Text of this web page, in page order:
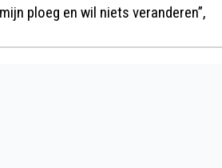
ploeg en wil niets veranderen”,